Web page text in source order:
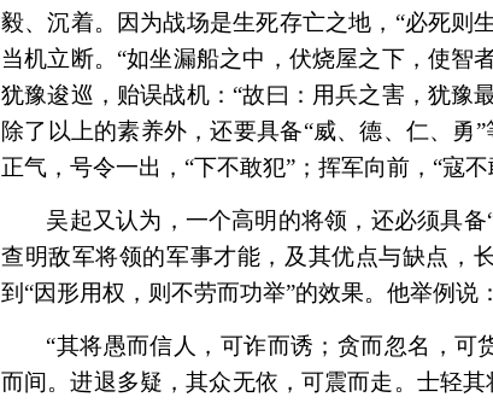
毅、沉着。因为战场是生死存亡之地，“必死则
当机立断。“如坐漏船之中，伏烧屋之下，使智
犹豫逡巡，贻误战机：“故曰：用兵之害，犹豫
除了以上的素养外，还要具备“威、德、仁、勇
正气，号令一出，“下不敢犯”；挥军向前，“寇
吴起又认为，一个高明的将领，还必须具
查明敌军将领的军事才能，及其优点与缺点，
到“因形用权，则不劳而功举”的效果。他举例说：
“其将愚而信人，可诈而诱；贪而忽名，
而间。进退多疑，其众无依，可震而走。士轻